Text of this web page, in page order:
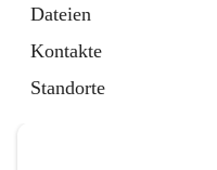
Dateien
Kontakte
Standorte